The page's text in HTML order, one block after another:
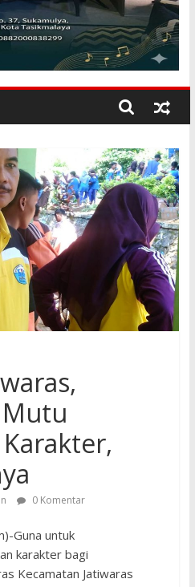
0 Komentar
Guna untuk
karakter bagi
Kecamatan Jatiwaras